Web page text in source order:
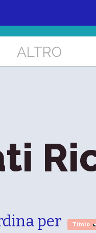
ALTRO
per Titolo